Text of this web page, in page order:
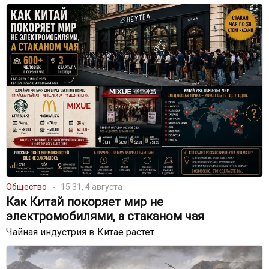
Общество 15:31, 4 августа
Как Китай покоряет мир не
электромобилями, а стаканом чая
Чайная индустрия в Китае растет